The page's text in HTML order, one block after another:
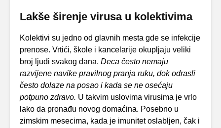
Lakše širenje virusa u kolektivima
Kolektivi su jedno od glavnih mesta gde se infekcije
prenose. Vrtići, škole i kancelarije okupljaju veliki
broj ljudi svakog dana. Deca često nemaju
razvijene navike pravilnog pranja ruku, dok odrasli
često dolaze na posao i kada se ne osećaju
potpuno zdravo. U takvim uslovima virusima je vrlo
lako da pronađu novog domaćina. Posebno u
zimskim mesecima, kada je imunitet oslabljen, čak i